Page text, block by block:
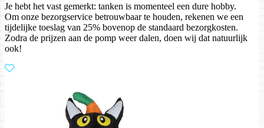
Je hebt het vast gemerkt: tanken is momenteel een dure hobby.
Om onze bezorgservice betrouwbaar te houden, rekenen we een
tijdelijke toeslag van 25% bovenop de standaard bezorgkosten.
Zodra de prijzen aan de pomp weer dalen, doen wij dat natuurlijk
ook!